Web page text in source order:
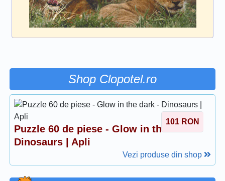
Shop Clopotel.ro
101 RON
Puzzle 60 de piese - Glow in the dark -
Dinosaurs | Apli
Vezi produse din shop